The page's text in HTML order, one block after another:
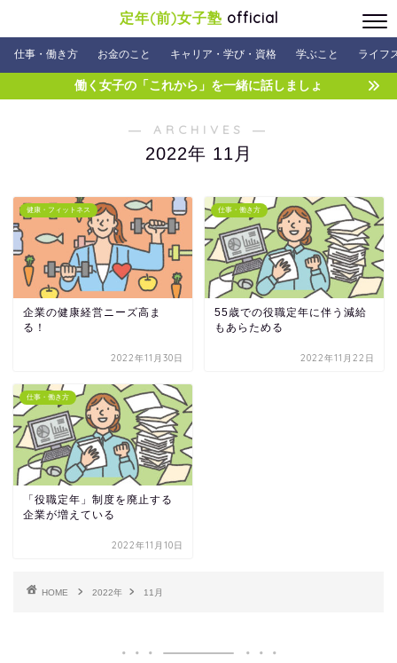
定年(前)女子塾 official
仕事・働き方 お金のこと キャリア・学び・資格 学ぶこと ライフ
働く女子の「これから」を一緒に話しましょ
― ARCHIVES ―
2022年 11月
健康・フィットネス
企業の健康経営ニーズ高ま
る！
2022年11月30日
仕事・働き方
55歳での役職定年に伴う減給
もあらためる
2022年11月22日
仕事・働き方
「役職定年」制度を廃止する
企業が増えている
2022年11月10日
HOME 2022年 11月